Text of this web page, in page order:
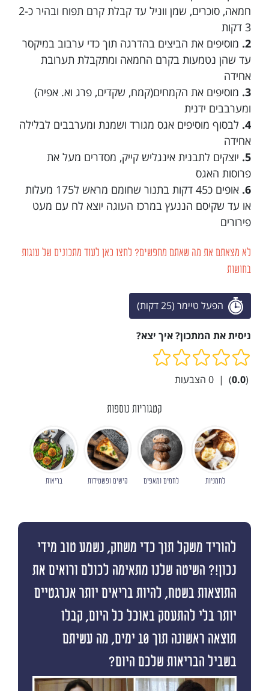
חמאה, סוכרים, שמן ווניל עד קבלת קרם תפוח ובהיר כ2-
3 דקות
2. מוסיפים את הביצים בהדרגה תוך כדי ערבוב במיקסר
עד שהן נטמעות בקרם החמאה ומתקבלת תערובת
אחידה
3. מוסיפים את הקמחים(קמח, שקדים, פרג וא. אפיה)
ומערבבים ידנית
4. לבסוף מוסיפים אגס מגורד ושמנת ומערבבים לבלילה
אחידה
5. יוצקים לתבנית אינגליש קייק, מסדרים מעל את
פרוסות האגס
6.
אופים כ45 דקות בתנור שחומם מראש ל175 מעלות
או עד שקיסם הננעץ במרכז העוגה יוצא לח עם מעט
פירורים
לא מצאתם את מה שאתם מחפשים? לחצו כאן לעוד מתכונים של עוגות
בחושות
הפעל טיימר (25 דקות)
ניסית את המתכון? איך יצא?
(
0.0
)
|
0 הצבעות
קטגוריות נוספות
לחמניות לחמים ומאפים קישים ופשטידות בריאות
להוריד משקל תוך כדי משחק, נשמע טוב מידי
נכון!? השיטה שלנו מתאימה לכולם ורואים את
התוצאות בשטח, להיות בריאים יותר אנרגטיים
יותר בלי להתעסק באוכל כל היום, קבלו
תוצאה ראשונה תוך 10 ימים, מה עשיתם
בשביל הבריאות שלכם היום?